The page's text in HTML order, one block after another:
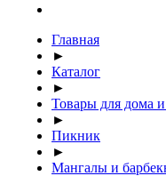
Главная
►
Каталог
►
Товары для дома
►
Пикник
►
Мангалы и